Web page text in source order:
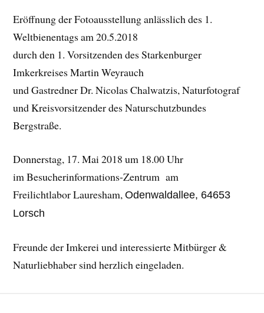
Eröffnung der Fotoausstellung anlässlich des 1.
Weltbienentags am 20.5.2018
durch den 1. Vorsitzenden des Starkenburger
Imkerkreises Martin Weyrauch
und Gastredner Dr. Nicolas Chalwatzis, Naturfotograf
und Kreisvorsitzender des Naturschutzbundes
Bergstraße.
Donnerstag, 17. Mai 2018 um 18.00 Uhr
im Besucherinformations-Zentrum am
Freilichtlabor Lauresham,Odenwaldallee, 64653
Lorsch
Freunde der Imkerei und interessierte Mitbürger &
Naturliebhaber sind herzlich eingeladen.